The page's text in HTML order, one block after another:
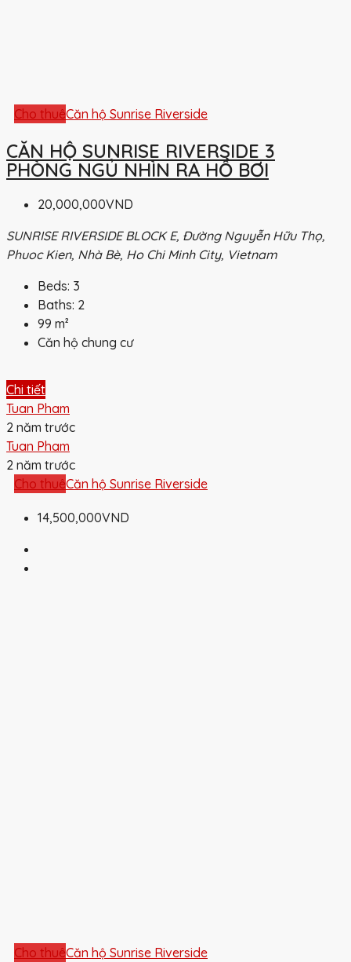
Cho thuêCăn hộ Sunrise Riverside
CĂN HỘ SUNRISE RIVERSIDE 3
PHÒNG NGỦ NHÌN RA HỒ BƠI
20,000,000VND
SUNRISE RIVERSIDE BLOCK E, Đường Nguyễn Hữu Thọ,
Phuoc Kien, Nhà Bè, Ho Chi Minh City, Vietnam
Beds: 3
Baths: 2
99 m²
Căn hộ chung cư
Chi tiết
Tuan Pham
2 năm trước
Tuan Pham
2 năm trước
Cho thuêCăn hộ Sunrise Riverside
14,500,000VND
Cho thuêCăn hộ Sunrise Riverside